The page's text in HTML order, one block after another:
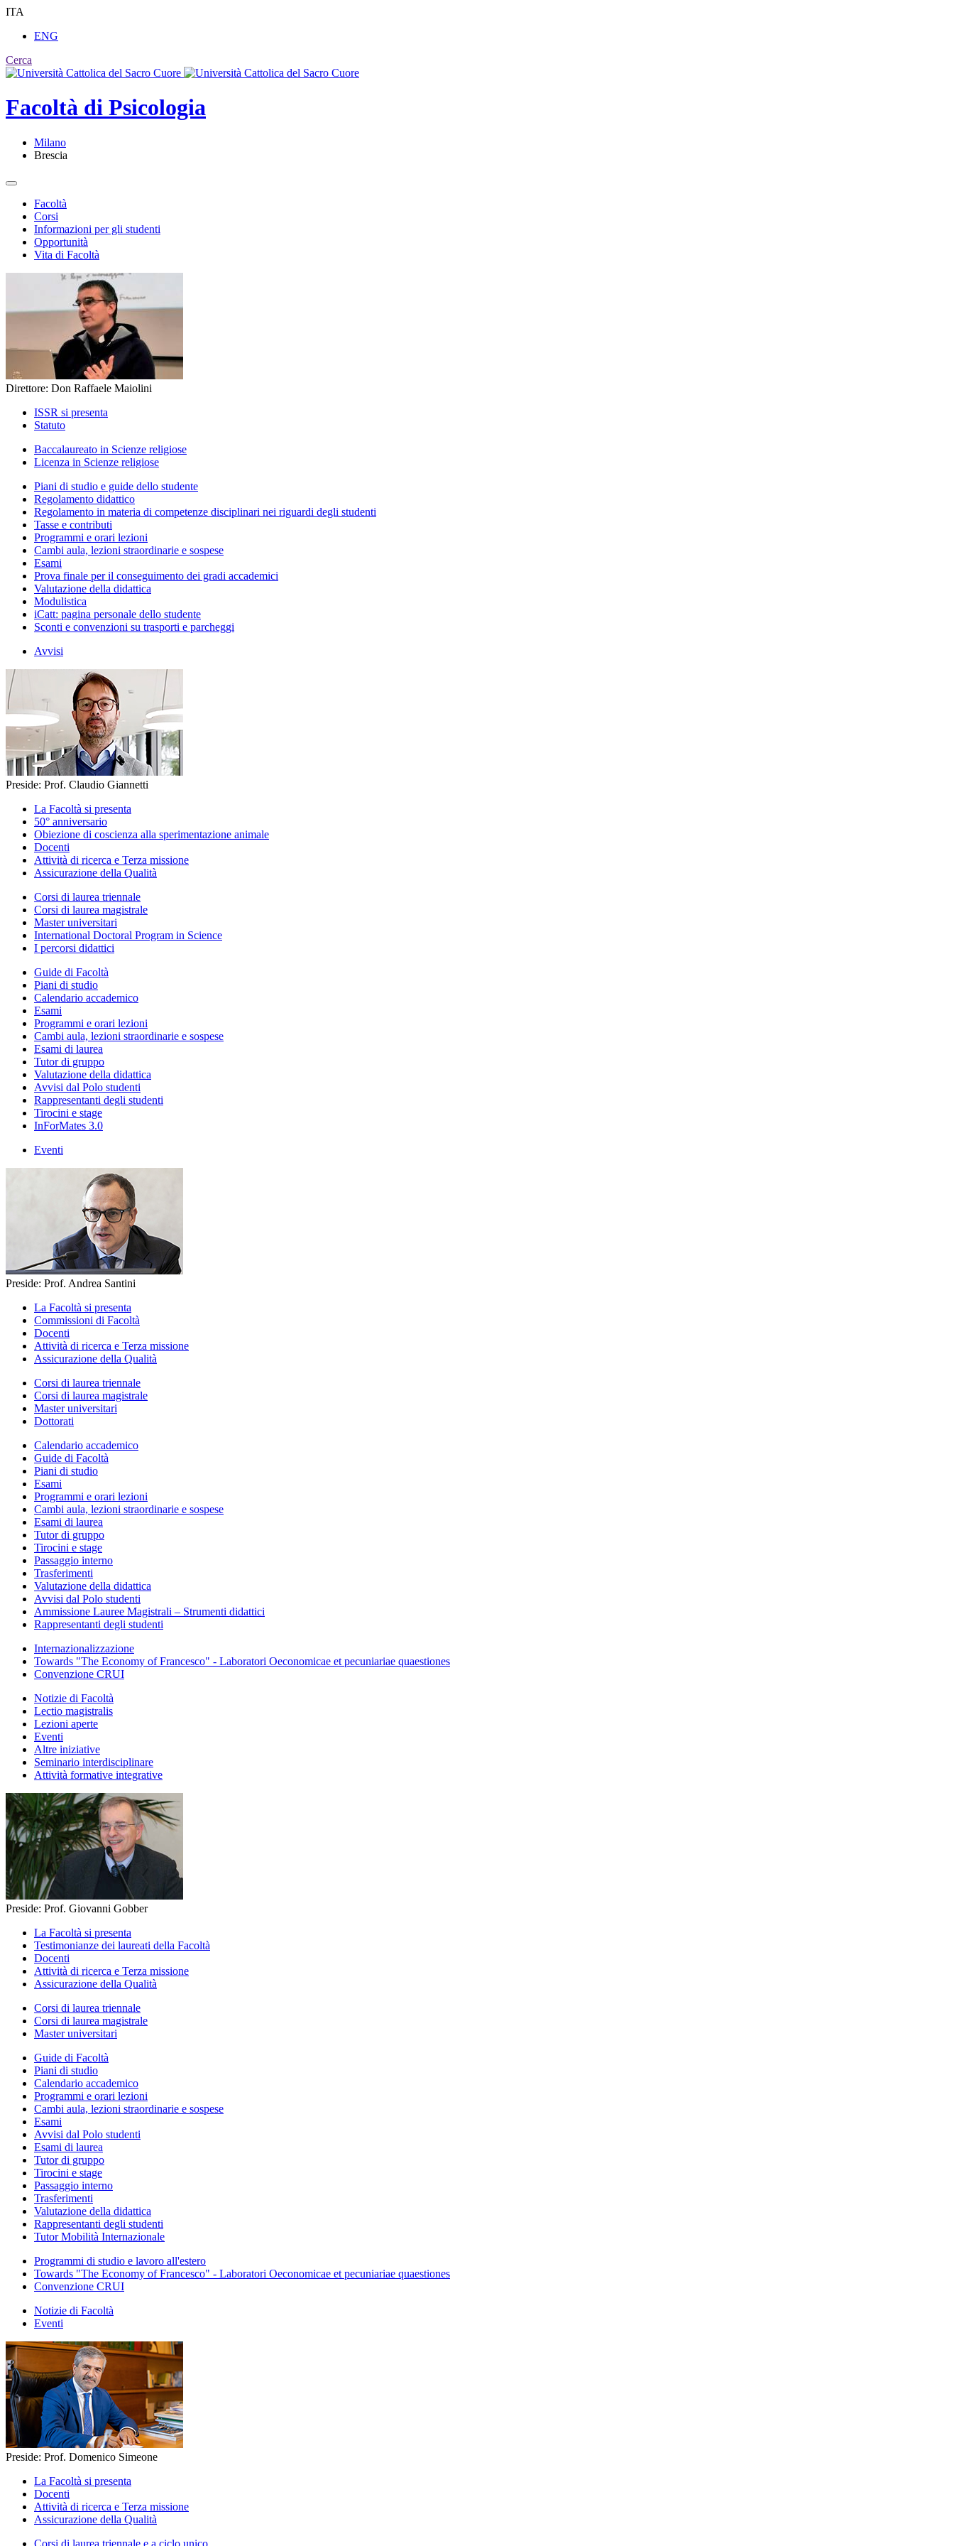
ITA
ENG
Cerca
Facoltà di Psicologia
Milano
Brescia
Facoltà
Corsi
Informazioni per gli studenti
Opportunità
Vita di Facoltà
Direttore: Don Raffaele Maiolini
ISSR si presenta
Statuto
Baccalaureato in Scienze religiose
Licenza in Scienze religiose
Piani di studio e guide dello studente
Regolamento didattico
Regolamento in materia di competenze disciplinari nei riguardi degli studenti
Tasse e contributi
Programmi e orari lezioni
Cambi aula, lezioni straordinarie e sospese
Esami
Prova finale per il conseguimento dei gradi accademici
Valutazione della didattica
Modulistica
iCatt: pagina personale dello studente
Sconti e convenzioni su trasporti e parcheggi
Avvisi
Preside: Prof. Claudio Giannetti
La Facoltà si presenta
50° anniversario
Obiezione di coscienza alla sperimentazione animale
Docenti
Attività di ricerca e Terza missione
Assicurazione della Qualità
Corsi di laurea triennale
Corsi di laurea magistrale
Master universitari
International Doctoral Program in Science
I percorsi didattici
Guide di Facoltà
Piani di studio
Calendario accademico
Esami
Programmi e orari lezioni
Cambi aula, lezioni straordinarie e sospese
Esami di laurea
Tutor di gruppo
Valutazione della didattica
Avvisi dal Polo studenti
Rappresentanti degli studenti
Tirocini e stage
InForMates 3.0
Eventi
Preside: Prof. Andrea Santini
La Facoltà si presenta
Commissioni di Facoltà
Docenti
Attività di ricerca e Terza missione
Assicurazione della Qualità
Corsi di laurea triennale
Corsi di laurea magistrale
Master universitari
Dottorati
Calendario accademico
Guide di Facoltà
Piani di studio
Esami
Programmi e orari lezioni
Cambi aula, lezioni straordinarie e sospese
Esami di laurea
Tutor di gruppo
Tirocini e stage
Passaggio interno
Trasferimenti
Valutazione della didattica
Avvisi dal Polo studenti
Ammissione Lauree Magistrali – Strumenti didattici
Rappresentanti degli studenti
Internazionalizzazione
Towards "The Economy of Francesco" - Laboratori Oeconomicae et pecuniariae quaestiones
Convenzione CRUI
Notizie di Facoltà
Lectio magistralis
Lezioni aperte
Eventi
Altre iniziative
Seminario interdisciplinare
Attività formative integrative
Preside: Prof. Giovanni Gobber
La Facoltà si presenta
Testimonianze dei laureati della Facoltà
Docenti
Attività di ricerca e Terza missione
Assicurazione della Qualità
Corsi di laurea triennale
Corsi di laurea magistrale
Master universitari
Guide di Facoltà
Piani di studio
Calendario accademico
Programmi e orari lezioni
Cambi aula, lezioni straordinarie e sospese
Esami
Avvisi dal Polo studenti
Esami di laurea
Tutor di gruppo
Tirocini e stage
Passaggio interno
Trasferimenti
Valutazione della didattica
Rappresentanti degli studenti
Tutor Mobilità Internazionale
Programmi di studio e lavoro all'estero
Towards "The Economy of Francesco" - Laboratori Oeconomicae et pecuniariae quaestiones
Convenzione CRUI
Notizie di Facoltà
Eventi
Preside: Prof. Domenico Simeone
La Facoltà si presenta
Docenti
Attività di ricerca e Terza missione
Assicurazione della Qualità
Corsi di laurea triennale e a ciclo unico